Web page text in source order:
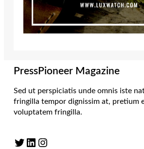
PressPioneer Magazine
Sed ut perspiciatis unde omnis iste
fringilla tempor dignissim at, pretium
voluptatem fringilla.
Twitter LinkedIn Instagram